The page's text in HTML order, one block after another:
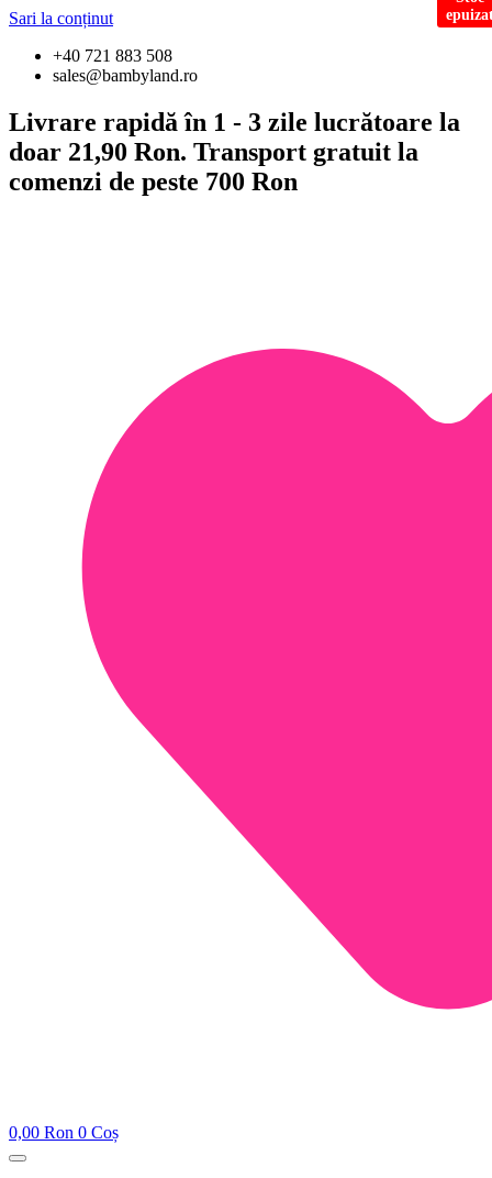
Sari la conținut
+40 721 883 508
sales@bambyland.ro
Livrare rapidă în 1 - 3 zile lucrătoare la
doar 21,90 Ron. Transport gratuit la
comenzi de peste 700 Ron
0,00 Ron 0 Coș